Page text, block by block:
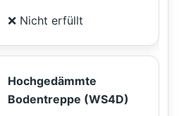
❌ Nicht erfüllt
Hochgedämmte
Bodentreppe (WS4D)